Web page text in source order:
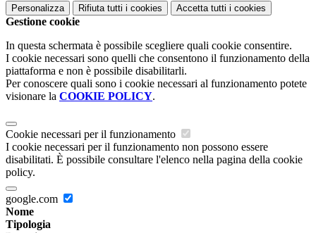
Personalizza Rifiuta tutti i cookies Accetta tutti i cookies
Gestione cookie
In questa schermata è possibile scegliere quali cookie consentire.
I cookie necessari sono quelli che consentono il funzionamento della
piattaforma e non è possibile disabilitarli.
Per conoscere quali sono i cookie necessari al funzionamento potete
visionare la COOKIE POLICY.
Cookie necessari per il funzionamento
I cookie necessari per il funzionamento non possono essere
disabilitati. È possibile consultare l'elenco nella pagina della cookie
policy.
google.com
Nome
Tipologia